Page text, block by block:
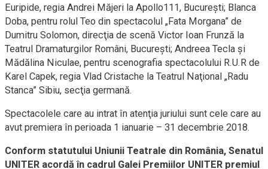
Euripide, regia Andrei Măjeri la Apollo111, Bucureşti; Blanca
Doba, pentru rolul Teo din spectacolul „Fata Morgana” de
Dumitru Solomon, direcţia de scenă Victor Ioan Frunză la
Teatrul Dramaturgilor Români, Bucureşti; Andreea Tecla şi
Mădălina Niculae, pentru scenografia spectacolului R.U.R de
Karel Capek, regia Vlad Cristache la Teatrul Naţional „Radu
Stanca” Sibiu, secţia germană.
Spectacolele care au intrat în atenţia juriului sunt cele care au
avut premiera în perioada 1 ianuarie – 31 decembrie 2018.
Conform statutului Uniunii Teatrale din România, Senatul
UNITER acordă în cadrul Galei Premiilor UNITER premiul